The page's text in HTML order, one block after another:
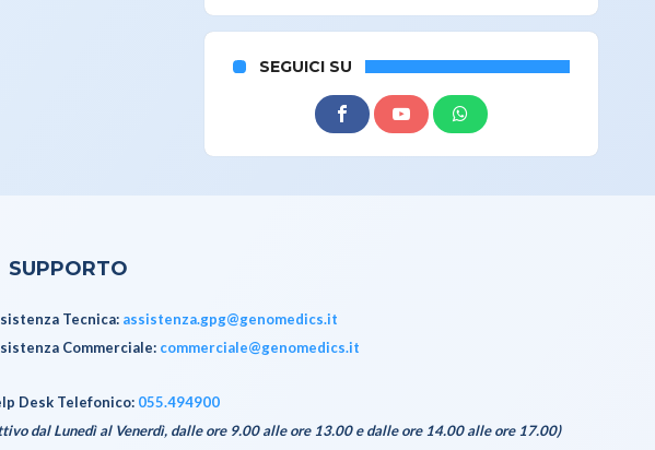
SEGUICI SU
SUPPORTO
Tecnica: assistenza.gpg@genomedics.it
Commerciale: commerciale@genomedics.it
Desk Telefonico: 055.494900
dal Lunedì al Venerdì, dalle ore 9.00 alle ore 13.00 e dalle ore 14.00 alle ore 17.00)